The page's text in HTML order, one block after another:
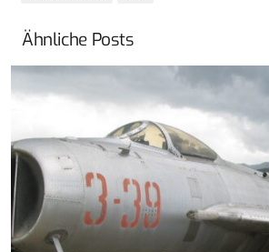
Ähnliche Posts